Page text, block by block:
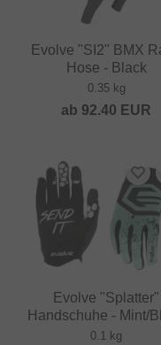
Evolve "SI2" BMX
Hose - Black
0.35 kg
ab 92.40 EUR
Evolve "Splatter"
Handschuhe - Mint/
0.1 kg